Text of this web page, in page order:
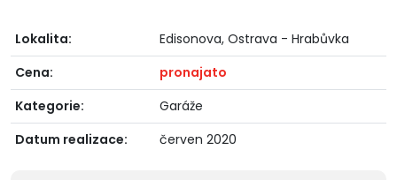
Lokalita:
Edisonova, Ostrava - Hrabůvka
Cena:
pronajato
Kategorie:
Garáže
Datum realizace:
červen 2020